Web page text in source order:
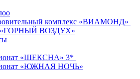
комплекс «ВИАМОНД»
ВОЗДУХ»
«ШЕКСНА» 3*
«ЮЖНАЯ НОЧЬ»